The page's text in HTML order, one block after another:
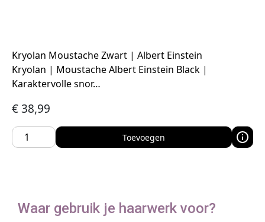
Kryolan Moustache Zwart | Albert Einstein
Kryolan | Moustache Albert Einstein Black |
Karaktervolle snor…
€38,99
Toevoegen
Waar gebruik je haarwerk voor?